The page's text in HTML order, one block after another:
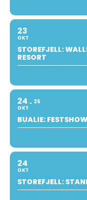
23
OKT
STOREFJELL:
RESORT
24
OKT
25
BUALIE:
24
OKT
STOREFJELL: